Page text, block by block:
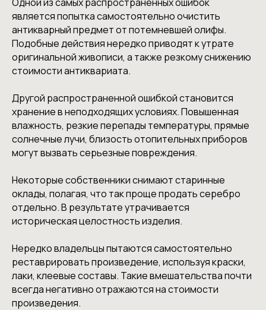
является попытка самостоятельно очистить
антикварный предмет от потемневшей олифы.
Подобные действия нередко приводят к утрате
оригинальной живописи, а также резкому снижению
стоимости антиквариата.
Другой распространенной ошибкой становится
хранение в неподходящих условиях. Повышенная
влажность, резкие перепады температуры, прямые
солнечные лучи, близость отопительных приборов
могут вызвать серьезные повреждения.
Некоторые собственники снимают старинные
оклады, полагая, что так проще продать серебро
отдельно. В результате утрачивается
историческая целостность изделия.
Нередко владельцы пытаются самостоятельно
реставрировать произведение, используя краски,
лаки, клеевые составы. Такие вмешательства почти
всегда негативно отражаются на стоимости
произведения.